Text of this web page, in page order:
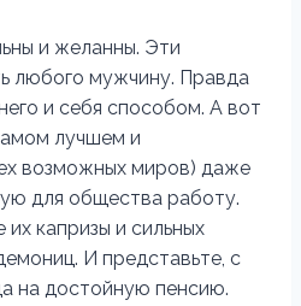
и желанны. Эти
любого мужчину. Правда
и себя способом. А вот
лучшем и
возможных миров) даже
для общества работу.
капризы и сильных
И представьте, с
на достойную пенсию.